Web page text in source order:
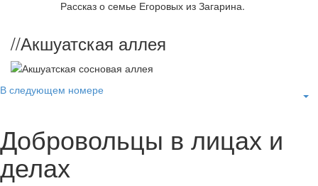
Рассказ о семье Егоровых из Загарина.
//Акшуатская аллея
В следующем номере
Добровольцы в лицах и
делах